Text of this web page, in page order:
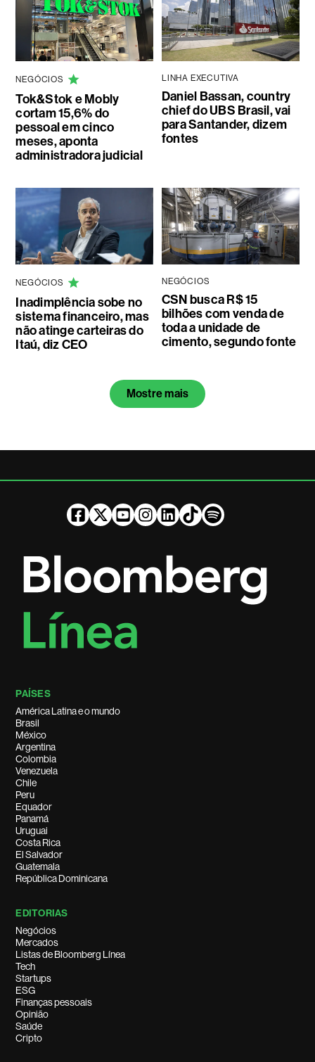
NEGÓCIOS
Tok&Stok e Mobly
cortam 15,6% do
pessoal em cinco
meses, aponta
administradora judicial
LINHA EXECUTIVA
Daniel Bassan, country
chief do UBS Brasil, vai
para Santander, dizem
fontes
NEGÓCIOS
Inadimplência sobe no
sistema financeiro, mas
não atinge carteiras do
Itaú, diz CEO
NEGÓCIOS
CSN busca R$ 15
bilhões com venda de
toda a unidade de
cimento, segundo fonte
Mostre mais
PAÍSES
América Latina e o mundo
Brasil
México
Argentina
Colombia
Venezuela
Chile
Peru
Equador
Panamá
Uruguai
Costa Rica
El Salvador
Guatemala
República Dominicana
EDITORIAS
Negócios
Mercados
Listas de Bloomberg Línea
Tech
Startups
ESG
Finanças pessoais
Opinião
Saúde
Cripto